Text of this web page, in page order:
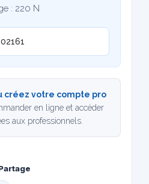
: 220 N
créez votre compte pro
en ligne et accéder
aux professionnels.